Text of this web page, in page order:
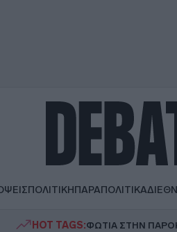
ΠΟΛΙΤΙΚΗΠΑΡΑΠΟΛΙΤΙΚΑ
HOT TAGS:ΦΩΤΙΑ ΣΤΗΝ ΠΑΡΟ